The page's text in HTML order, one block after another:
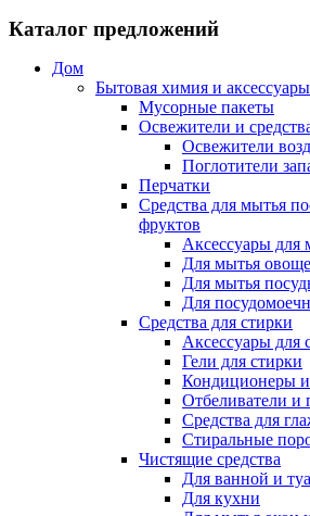
Каталог предложений
Дом
Бытовая химия и аксессуары
Мусорные пакеты
Освежители и
Освежители
Поглотители
Перчатки
Средства для мытья
фруктов
Аксессуары для
Для мытья
Для мытья
Для
Средства для стирки
Аксессуары для
Гели для стирки
Кондиционеры и
Отбеливатели и
Средства для
Стиральные
Чистящие средства
Для ванной и
Для кухни